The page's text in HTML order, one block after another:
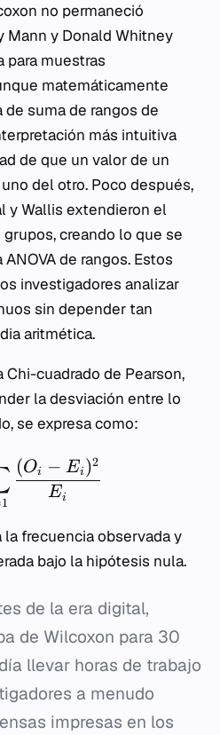
no permaneció
Mann y Donald Whitney
para muestras
matemáticamente
suma de rangos de
más intuitiva
de que un valor de un
del otro. Poco después,
y Wallis extendieron el
creando lo que se
de rangos. Estos
investigadores analizar
sin depender tan
aritmética.
cuadrado de Pearson,
la desviación entre lo
se expresa como:
1
Ei
(Oi − Ei )2
la frecuencia observada y
bajo la hipótesis nula.
de la era digital,
de Wilcoxon para 30
llevar horas de trabajo
a menudo
impresas en los